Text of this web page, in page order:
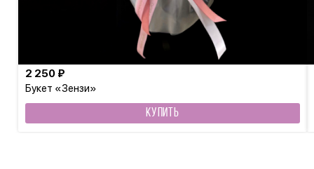
Букет «Зензи»
2 250 ₽
КУПИТЬ